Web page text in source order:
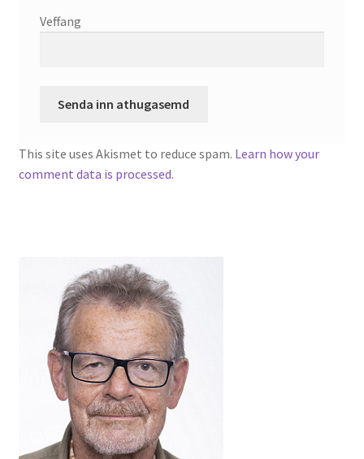
Veffang
This site uses Akismet to reduce spam. Learn how your
comment data is processed.